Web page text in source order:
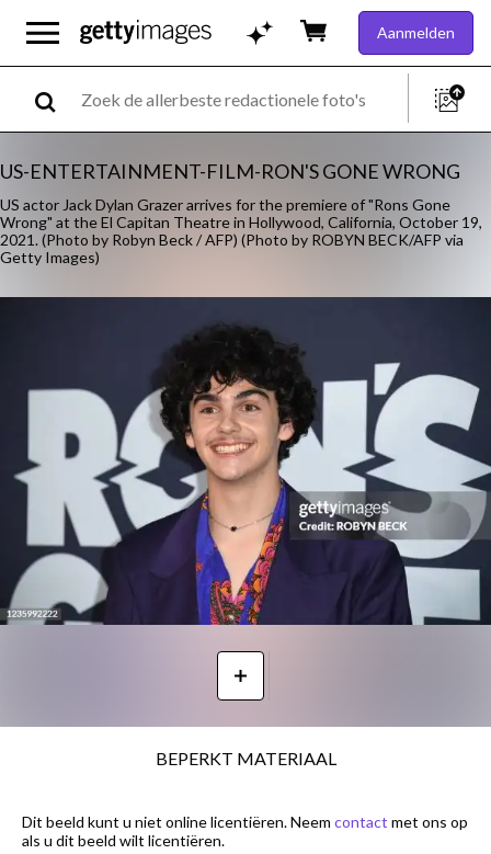
Aanmelden
US-ENTERTAINMENT-FILM-RON'S GONE WRONG
US actor Jack Dylan Grazer arrives for the premiere of "Rons Gone
Wrong" at the El Capitan Theatre in Hollywood, California, October 19,
2021. (Photo by Robyn Beck / AFP) (Photo by ROBYN BECK/AFP via
Getty Images)
BEPERKT MATERIAAL
Dit beeld kunt u niet online licentiëren. Neem contact met ons op
als u dit beeld wilt licentiëren.